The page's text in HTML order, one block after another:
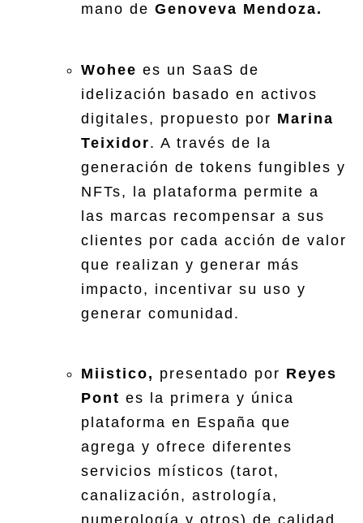
mano de Genoveva Mendoza.
Wohee es un SaaS de
idelización basado en activos
digitales, propuesto por Marina
Teixidor. A través de la
generación de tokens fungibles y
NFTs, la plataforma permite a
las marcas recompensar a sus
clientes por cada acción de valor
que realizan y generar más
impacto, incentivar su uso y
generar comunidad.
Miistico, presentado por Reyes
Pont es la primera y única
plataforma en España que
agrega y ofrece diferentes
servicios místicos (tarot,
canalización, astrología,
numerología y otros) de calidad